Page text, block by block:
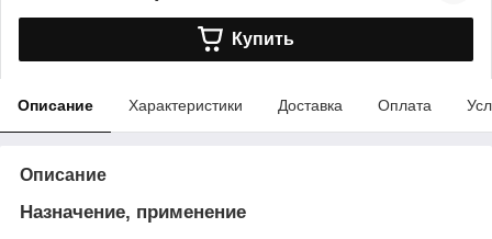
Купить
Описание Характеристики Доставка Оплата
Описание
Назначение, применение